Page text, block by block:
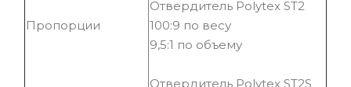
Пропорции
Отвердитель Polytex ST2
100:9 по весу
9,5:1 по объему
Отвердитель Polytex ST2S